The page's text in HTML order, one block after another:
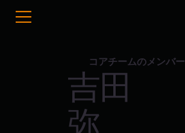
コアチームのメンバー
吉田
弥